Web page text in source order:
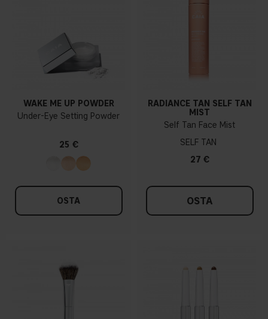
WAKE ME UP POWDER
Under-Eye Setting Powder
25 €
OSTA
RADIANCE TAN SELF TAN
MIST
Self Tan Face Mist
SELF TAN
27 €
OSTA